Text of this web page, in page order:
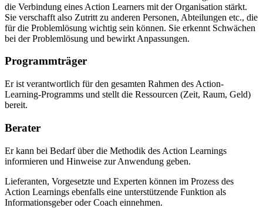
die Verbindung eines Action Learners mit der Organisation stärkt.
Sie verschafft also Zutritt zu anderen Personen, Abteilungen etc., die
für die Problemlösung wichtig sein können. Sie erkennt Schwächen
bei der Problemlösung und bewirkt Anpassungen.
Programmträger
Er ist verantwortlich für den gesamten Rahmen des Action-
Learning-Programms und stellt die Ressourcen (Zeit, Raum, Geld)
bereit.
Berater
Er kann bei Bedarf über die Methodik des Action Learnings
informieren und Hinweise zur Anwendung geben.
Lieferanten, Vorgesetzte und Experten können im Prozess des
Action Learnings ebenfalls eine unterstützende Funktion als
Informationsgeber oder Coach einnehmen.